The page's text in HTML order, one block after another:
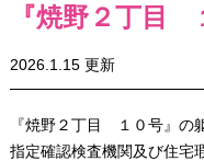
『焼野２丁目
2026.1.15 更新
『焼野２丁目 １０号』の
指定確認検査機関及び住宅